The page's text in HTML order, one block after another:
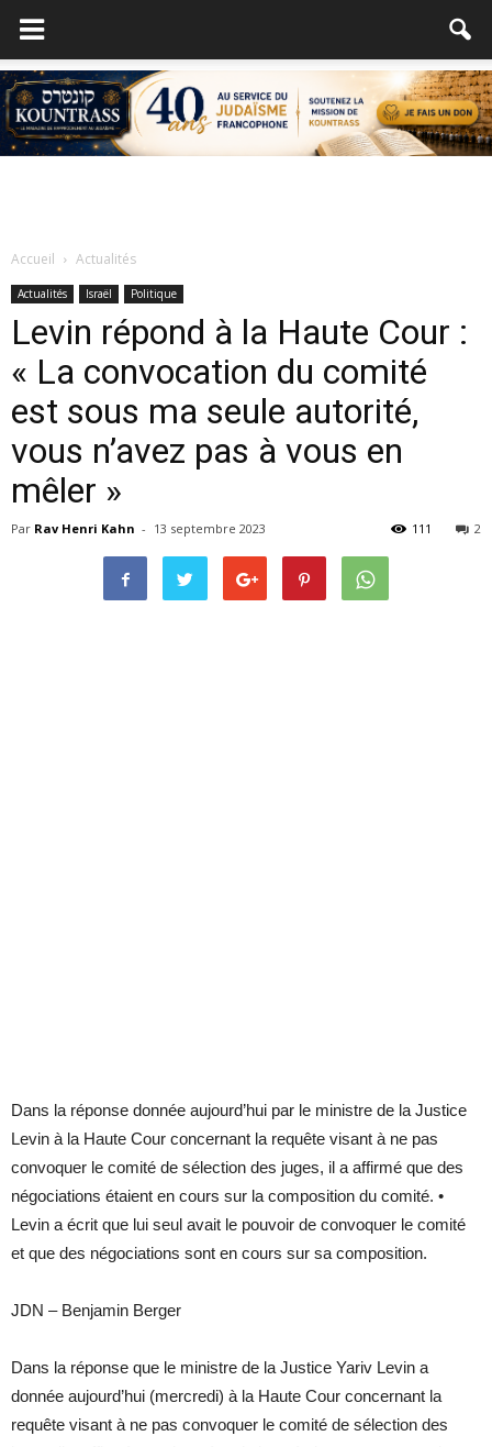
Accueil Actualités
Actualités Israël Politique
Levin répond à la Haute Cour :
« La convocation du comité
est sous ma seule autorité,
vous n’avez pas à vous en
mêler »
Par Rav Henri Kahn - 13 septembre 2023 2
111
Dans la réponse donnée aujourd’hui par le ministre de la Justice
Levin à la Haute Cour concernant la requête visant à ne pas
convoquer le comité de sélection des juges, il a affirmé que des
négociations étaient en cours sur la composition du comité. •
Levin a écrit que lui seul avait le pouvoir de convoquer le comité
et que des négociations sont en cours sur sa composition.
JDN – Benjamin Berger
Dans la réponse que le ministre de la Justice Yariv Levin a
donnée aujourd’hui (mercredi) à la Haute Cour concernant la
requête visant à ne pas convoquer le comité de sélection des